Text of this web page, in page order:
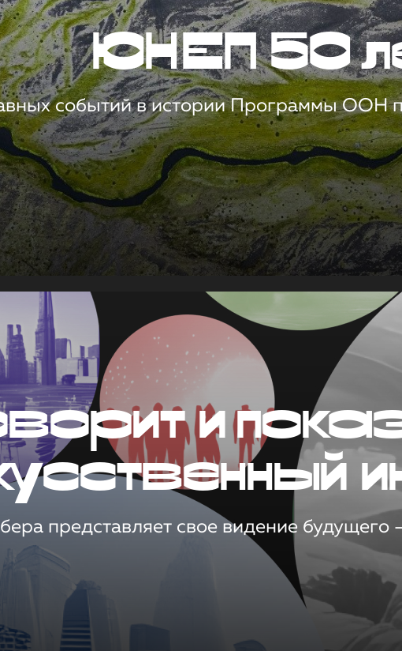
ЮНЕП 50
событий в истории Программы ООН
и
представляет свое видение будущего